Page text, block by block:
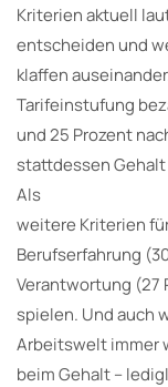
Kriterien aktuell
entscheiden und
klaffen
Tarifeinstufung
und 25 Prozent
stattdessen
Als
weitere Kriterien
Berufserfahrung
Verantwortung (27
spielen. Und auch
Arbeitswelt immer
beim Gehalt –